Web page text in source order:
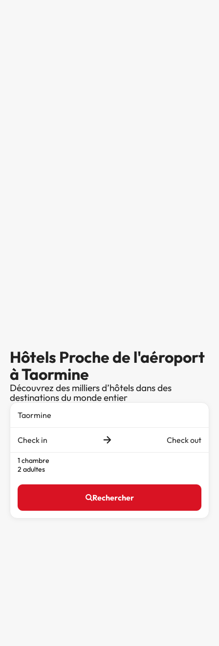
Hôtels Proche de l'aéroport
à Taormine
Découvrez des milliers d’hôtels dans des
destinations du monde entier
Check in Check out
1 chambre
2 adultes
Rechercher